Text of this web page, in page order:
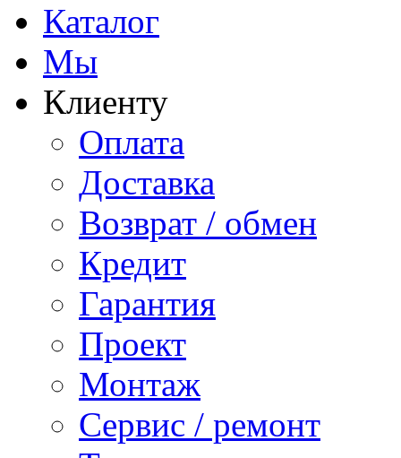
Каталог
Мы
Клиенту
Оплата
Доставка
Возврат / обмен
Кредит
Гарантия
Проект
Монтаж
Сервис / ремонт